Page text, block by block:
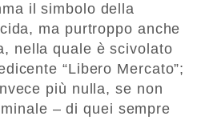
il simbolo della
ma purtroppo anche
nella quale è scivolato
“Libero Mercato”;
più nulla, se non
– di quei sempre